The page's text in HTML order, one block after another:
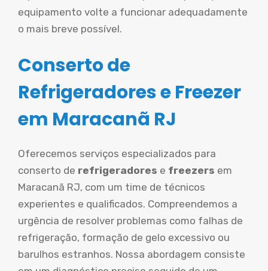
equipamento volte a funcionar adequadamente
o mais breve possível.
Conserto de
Refrigeradores e Freezer
em Maracanã RJ
Oferecemos serviços especializados para
conserto de refrigeradores e freezers em
Maracanã RJ, com um time de técnicos
experientes e qualificados. Compreendemos a
urgência de resolver problemas como falhas de
refrigeração, formação de gelo excessivo ou
barulhos estranhos. Nossa abordagem consiste